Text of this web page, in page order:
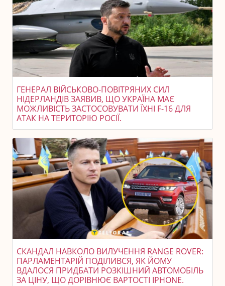
ГЕНЕРАЛ ВІЙСЬКОВО-ПОВІТРЯНИХ СИЛ
НІДЕРЛАНДІВ ЗАЯВИВ, ЩО УКРАЇНА МАЄ
МОЖЛИВІСТЬ ЗАСТОСОВУВАТИ ЇХНІ F-16 ДЛЯ
АТАК НА ТЕРИТОРІЮ РОСІЇ.
СКАНДАЛ НАВКОЛО ВИЛУЧЕННЯ RANGE ROVER:
ПАРЛАМЕНТАРІЙ ПОДІЛИВСЯ, ЯК ЙОМУ
ВДАЛОСЯ ПРИДБАТИ РОЗКІШНИЙ АВТОМОБІЛЬ
ЗА ЦІНУ, ЩО ДОРІВНЮЄ ВАРТОСТІ IPHONE.